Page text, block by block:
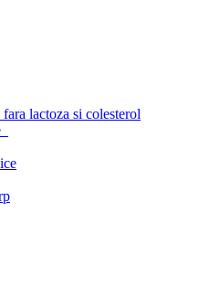
lactoza si colesterol